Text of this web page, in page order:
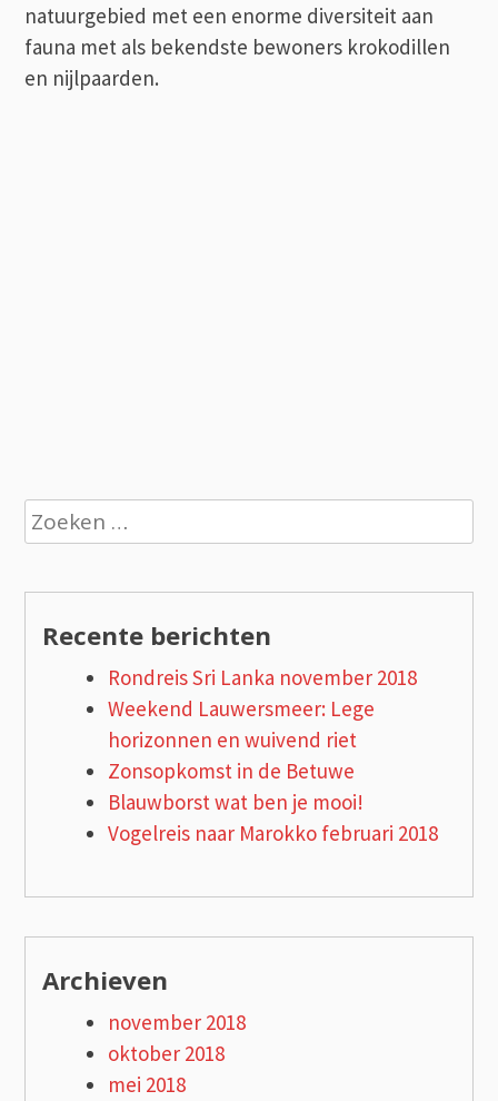
natuurgebied met een enorme diversiteit aan
fauna met als bekendste bewoners krokodillen
en nijlpaarden.
Zoeken
naar:
Recente berichten
Rondreis Sri Lanka november 2018
Weekend Lauwersmeer: Lege
horizonnen en wuivend riet
Zonsopkomst in de Betuwe
Blauwborst wat ben je mooi!
Vogelreis naar Marokko februari 2018
Archieven
november 2018
oktober 2018
mei 2018